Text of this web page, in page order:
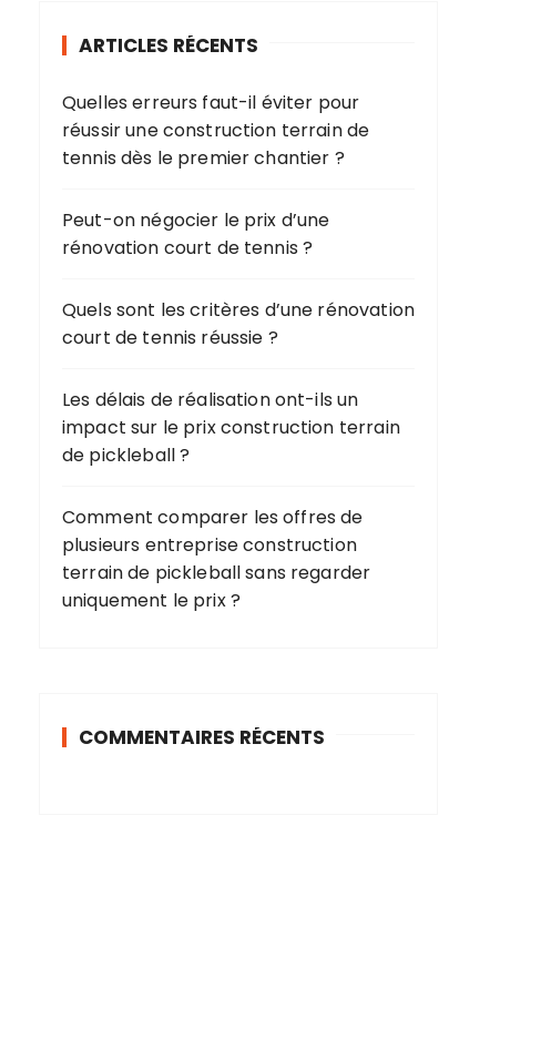
e
p
o
r
ARTICLES RÉCENTS
Quelles erreurs faut-il éviter pour
réussir une construction terrain de
tennis dès le premier chantier ?
Peut-on négocier le prix d’une
rénovation court de tennis ?
Quels sont les critères d’une rénovation
court de tennis réussie ?
Les délais de réalisation ont-ils un
impact sur le prix construction terrain
de pickleball ?
Comment comparer les offres de
plusieurs entreprise construction
terrain de pickleball sans regarder
uniquement le prix ?
COMMENTAIRES RÉCENTS